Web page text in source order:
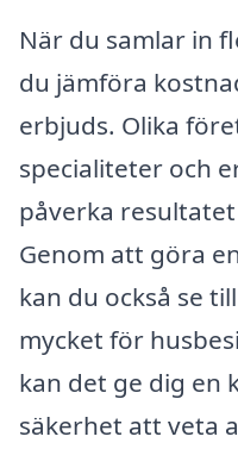
När du samlar in
du jämföra
erbjuds. Olika
specialiteter och
påverka
Genom att göra
kan du också se
mycket för
kan det ge dig en
säkerhet att veta